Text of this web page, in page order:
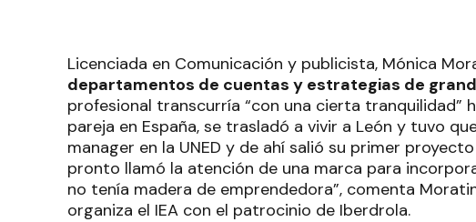
Licenciada en Comunicación y publicista, Mónica
departamentos de cuentas y estrategias de
profesional transcurría “con una cierta tranquilidad”
pareja en España, se trasladó a vivir a León y tuvo
manager en la UNED y de ahí salió su primer
pronto llamó la atención de una marca para
no tenía madera de emprendedora”, comenta
organiza el IEA con el patrocinio de Iberdrola.